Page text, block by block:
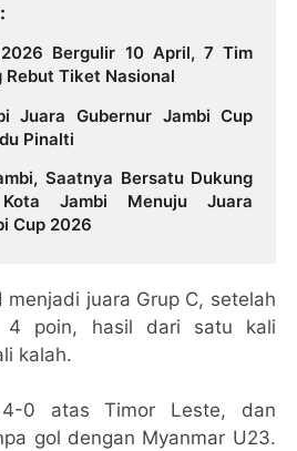
Bergulir 10 April, 7 Tim
Rebut Tiket Nasional
Juara Gubernur Jambi Cup
Pinalti
Saatnya Bersatu Dukung
Kota Jambi Menuju Juara
Cup 2026
menjadi juara Grup C, setelah
4 poin, hasil dari satu kali
kalah.
4-0 atas Timor Leste, dan
gol dengan Myanmar U23.